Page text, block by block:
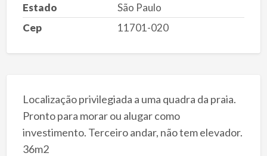
Estado
São Paulo
Cep
11701-020
Localização privilegiada a uma quadra da praia.
Pronto para morar ou alugar como
investimento. Terceiro andar, não tem elevador.
36m2